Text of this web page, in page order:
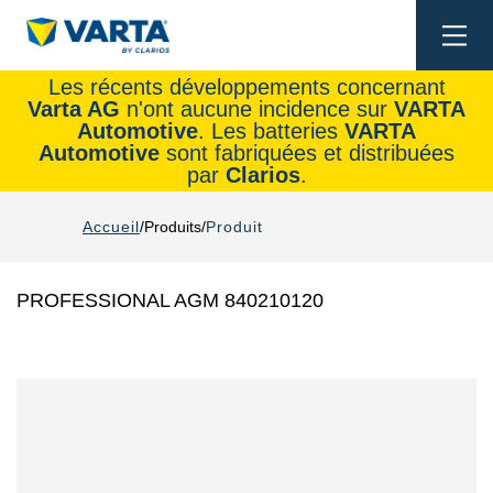
Les récents développements concernant
Varta AG n'ont aucune incidence sur VARTA
Automotive. Les batteries VARTA
Automotive sont fabriquées et distribuées
par Clarios.
Accueil Produits Produit
PROFESSIONAL AGM 840210120